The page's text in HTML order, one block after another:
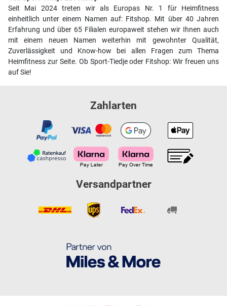
Seit Mai 2024 treten wir als Europas Nr. 1 für Heimfitness
einheitlich unter einem Namen auf: Fitshop. Mit über 40 Jahren
Erfahrung und über 65 Filialen europaweit stehen wir Ihnen auch
mit einem neuen Namen weiterhin mit gewohnter Qualität,
Zuverlässigkeit und Know-how bei allen Fragen zum Thema
Heimfitness zur Seite. Ob Sport-Tiedje oder Fitshop: Wir freuen uns
auf Sie!
Zahlarten
Versandpartner